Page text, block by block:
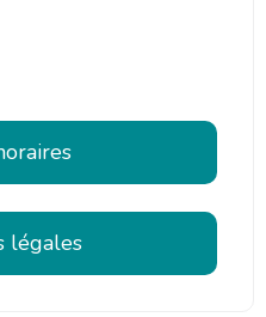
légales